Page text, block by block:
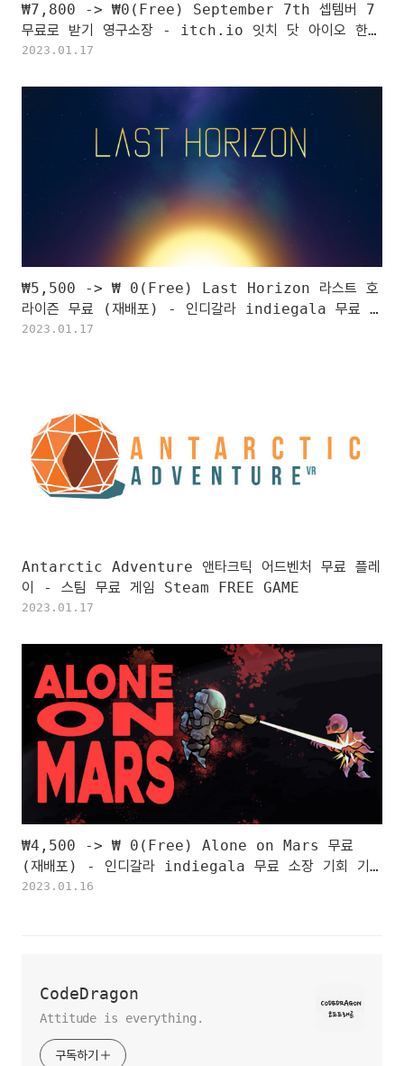
₩7,800 -> ₩0(Free) September 7th 셉템버 7
무료로 받기 영구소장 - itch.io 잇치 닷 아이오 한시
적 무료 소장하기
2023.01.17
₩5,500 -> ₩ 0(Free) Last Horizon 라스트 호
라이즌 무료 (재배포) - 인디갈라 indiegala 무료 소
장 기회 기간한정 indiegala FREE GAME,
2023.01.17
Antarctic Adventure 앤타크틱 어드벤처 무료 플레
이 - 스팀 무료 게임 Steam FREE GAME
2023.01.17
₩4,500 -> ₩ 0(Free) Alone on Mars 무료
(재배포) - 인디갈라 indiegala 무료 소장 기회 기간
한정 indiegala FREE GAME, Limited time
2023.01.16
CodeDragon
Attitude is everything.
구독하기